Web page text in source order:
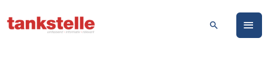
Inhalt
Suchen